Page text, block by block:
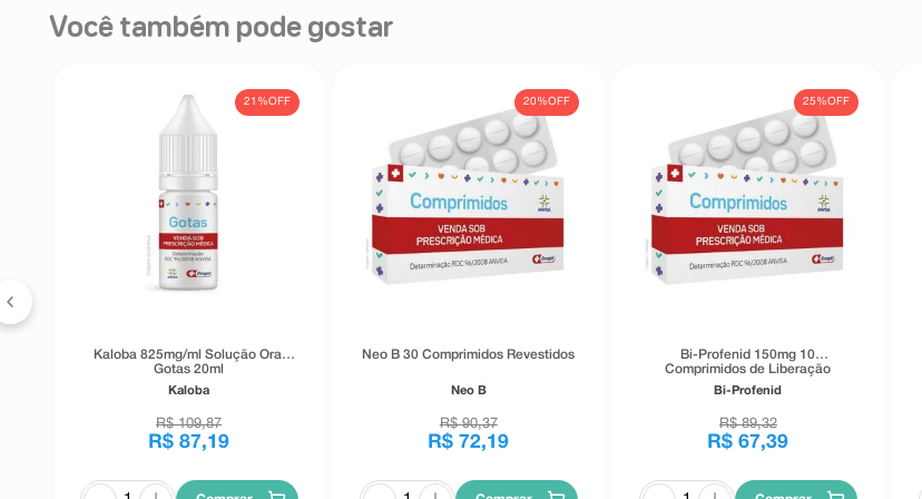
Você também pode gostar
21%OFF
Kaloba 825mg/ml Solução Oral
Gotas 20ml
Kaloba
R$ 109,87
R$ 87,19
20%OFF
Neo B 30 Comprimidos Revestidos
Neo B
R$ 90,37
R$ 72,19
25%OFF
Bi-Profenid 150mg 10
Comprimidos de Liberação
Prolongada
Bi-Profenid
R$ 89,32
R$ 67,39